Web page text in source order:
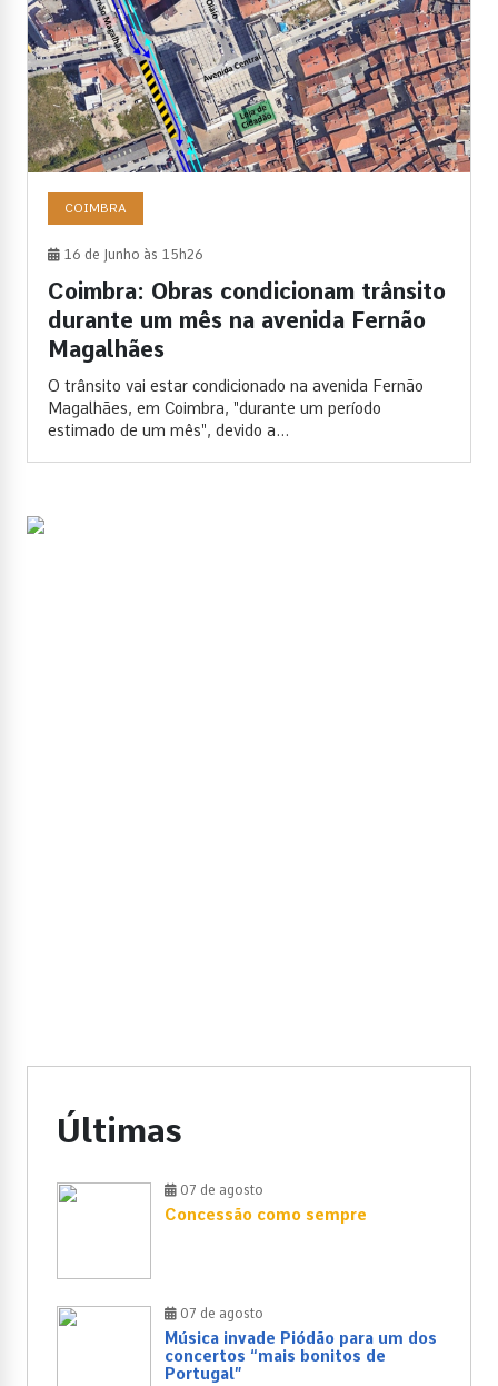
COIMBRA
16 de Junho às 15h26
Coimbra: Obras condicionam trânsito
durante um mês na avenida Fernão
Magalhães
O trânsito vai estar condicionado na avenida Fernão
Magalhães, em Coimbra, "durante um período
estimado de um mês", devido a...
Últimas
07 de agosto
Concessão como sempre
07 de agosto
Música invade Piódão para um dos
concertos “mais bonitos de
Portugal”